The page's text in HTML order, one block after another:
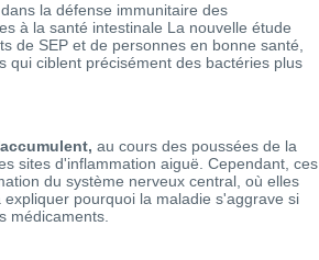
la défense immunitaire des
à la santé intestinale La nouvelle étude
de SEP et de personnes en bonne santé,
qui ciblent précisément des bactéries plus
au cours des poussées de la
sites d'inflammation aiguë. Cependant, ces
du système nerveux central, où elles
pourquoi la maladie s'aggrave si
médicaments.